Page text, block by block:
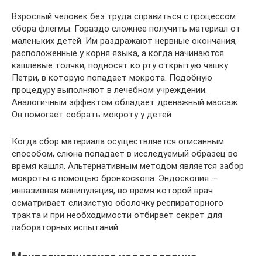
Взрослый человек без труда справиться с процессом
сбора флегмы. Гораздо сложнее получить материал от
маленьких детей. Им раздражают нервные окончания,
расположенные у корня языка, а когда начинаются
кашлевые толчки, подносят ко рту открытую чашку
Петри, в которую попадает мокрота. Подобную
процедуру выполняют в лечебном учреждении.
Аналогичным эффектом обладает дренажный массаж.
Он помогает собрать мокроту у детей.
Когда сбор материала осуществляется описанным
способом, слюна попадает в исследуемый образец во
время кашля. Альтернативным методом является забор
мокроты с помощью бронхоскопа. Эндоскопия —
инвазивная манипуляция, во время которой врач
осматривает слизистую оболочку респираторного
тракта и при необходимости отбирает секрет для
лабораторных испытаний.